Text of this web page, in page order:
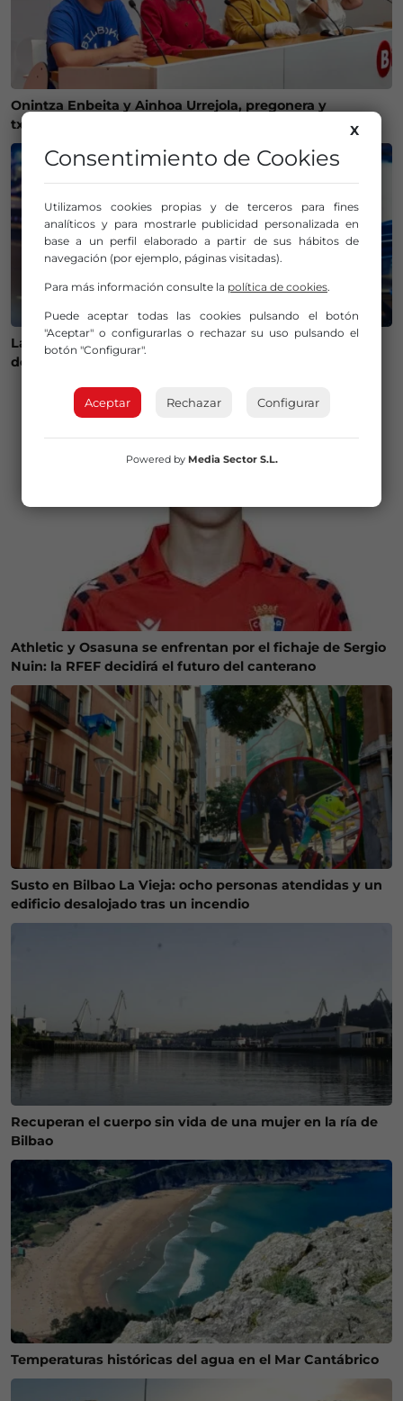
Onintza Enbeita y Ainhoa Urrejola, pregonera y
txupinera de Aste Nagusia 2026 en Bilbao
La Policía Municipal de Bilbao intensifica los controles
de alcohol y drogas para evitar accidentes
Athletic y Osasuna se enfrentan por el fichaje de Sergio
Nuin: la RFEF decidirá el futuro del canterano
Susto en Bilbao La Vieja: ocho personas atendidas y un
edificio desalojado tras un incendio
Recuperan el cuerpo sin vida de una mujer en la ría de
Bilbao
Temperaturas históricas del agua en el Mar Cantábrico
X
Consentimiento de Cookies
Utilizamos cookies propias y de terceros para fines
analíticos y para mostrarle publicidad personalizada en
base a un perfil elaborado a partir de sus hábitos de
navegación (por ejemplo, páginas visitadas).
Para más información consulte la política de cookies.
Puede aceptar todas las cookies pulsando el botón
"Aceptar" o configurarlas o rechazar su uso pulsando el
botón "Configurar".
Aceptar Rechazar Configurar
Powered by Media Sector S.L.